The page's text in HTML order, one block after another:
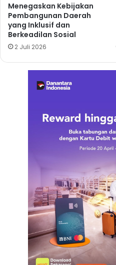
Menegaskan Kebijakan
Pembangunan Daerah
yang Inklusif dan
Berkeadilan Sosial
2 Juli 2026